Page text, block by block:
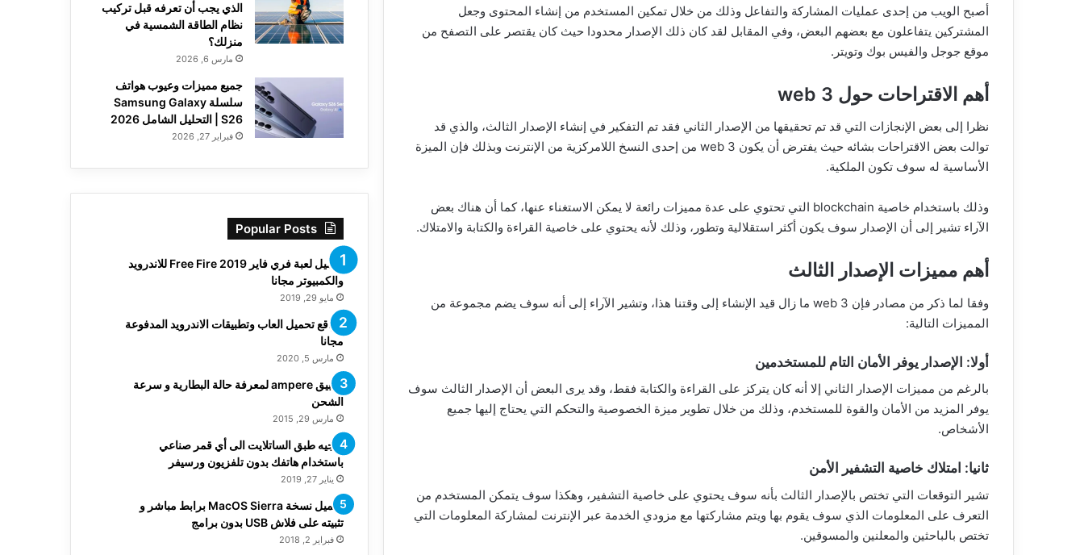
أصبح الويب من إحدى عمليات المشاركة والتفاعل وذلك من خلال تمكين المستخدم من إنشاء المحتوى وجعل
المشتركين يتفاعلون مع بعضهم البعض، وفي المقابل لقد كان ذلك الإصدار محدودا حيث كان يقتصر على التصفح من
موقع جوجل والفيس بوك وتويتر.
أهم الاقتراحات حول web 3
نظرا إلى بعض الإنجازات التي قد تم تحقيقها من الإصدار الثاني فقد تم التفكير في إنشاء الإصدار الثالث، والذي قد
توالت بعض الاقتراحات بشائه حيث يفترض أن يكون web 3 من إحدى النسخ اللامركزية من الإنترنت وبذلك فإن الميزة
الأساسية له سوف تكون الملكية.
وذلك باستخدام خاصية blockchain التي تحتوي على عدة مميزات رائعة لا يمكن الاستغناء عنها، كما أن هناك بعض
الآراء تشير إلى أن الإصدار سوف يكون أكثر استقلالية وتطور، وذلك لأنه يحتوي على خاصية القراءة والكتابة والامتلاك.
أهم مميزات الإصدار الثالث
وفقا لما ذكر من مصادر فإن web 3 ما زال قيد الإنشاء إلى وقتنا هذا، وتشير الآراء إلى أنه سوف يضم مجموعة من
المميزات التالية:
أولا: الإصدار يوفر الأمان التام للمستخدمين
بالرغم من مميزات الإصدار الثاني إلا أنه كان يتركز على القراءة والكتابة فقط، وقد يرى البعض أن الإصدار الثالث سوف
يوفر المزيد من الأمان والقوة للمستخدم، وذلك من خلال تطوير ميزة الخصوصية والتحكم التي يحتاج إليها جميع
الأشخاص.
ثانيا: امتلاك خاصية التشفير الأمن
تشير التوقعات التي تختص بالإصدار الثالث بأنه سوف يحتوي على خاصية التشفير، وهكذا سوف يتمكن المستخدم من
التعرف على المعلومات الذي سوف يقوم بها ويتم مشاركتها مع مزودي الخدمة عبر الإنترنت لمشاركة المعلومات التي
تختص بالباحثين والمعلنين والمسوقين.
الذي يجب أن تعرفه قبل تركيب
نظام الطاقة الشمسية في
منزلك؟
مارس 6, 2026
جميع مميزات وعيوب هواتف
سلسلة Samsung Galaxy
S26 | التحليل الشامل 2026
فبراير 27, 2026
Popular Posts
تحميل لعبة فري فاير Free Fire 2019 للاندرويد
والكمبيوتر مجانا
مايو 29, 2019
مواقع تحميل العاب وتطبيقات الاندرويد المدفوعة
مجانا
مارس 5, 2020
تطبيق ampere لمعرفة حالة البطارية و سرعة
الشحن
مارس 29, 2015
توجيه طبق الساتلايت الى أي قمر صناعي
باستخدام هاتفك بدون تلفزيون ورسيفر
يناير 27, 2019
تحميل نسخة MacOS Sierra برابط مباشر و
تثبيته على فلاش USB بدون برامج
فبراير 2, 2018